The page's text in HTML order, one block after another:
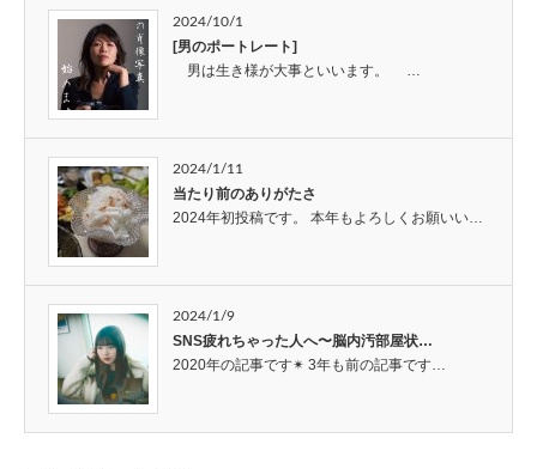
2024/10/1
[男のポートレート]
男は生き様が大事といいます。 …
2024/1/11
当たり前のありがたさ
2024年初投稿です。 本年もよろしくお願いい…
2024/1/9
SNS疲れちゃった人へ〜脳内汚部屋状…
2020年の記事です✴︎ 3年も前の記事です…